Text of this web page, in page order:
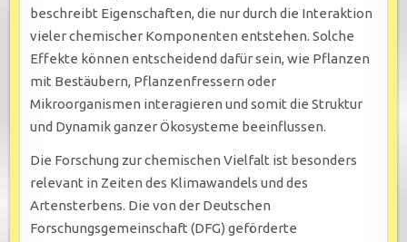
beschreibt Eigenschaften, die nur durch die Interaktion
vieler chemischer Komponenten entstehen. Solche
Effekte können entscheidend dafür sein, wie Pflanzen
mit Bestäubern, Pflanzenfressern oder
Mikroorganismen interagieren und somit die Struktur
und Dynamik ganzer Ökosysteme beeinflussen.
Die Forschung zur chemischen Vielfalt ist besonders
relevant in Zeiten des Klimawandels und des
Artensterbens. Die von der Deutschen
Forschungsgemeinschaft (DFG) geförderte